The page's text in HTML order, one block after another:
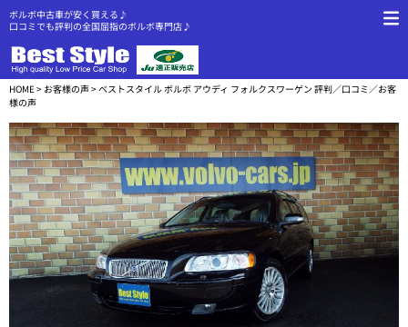
ボルボ中古車が安く買える♪
口コミでも評判の全国屈指のボルボ専門店♪
HOME> お客様の声> ベストスタイル ボルボ アウディ フォルクスワーゲン 評判／口コミ／お客
様の声